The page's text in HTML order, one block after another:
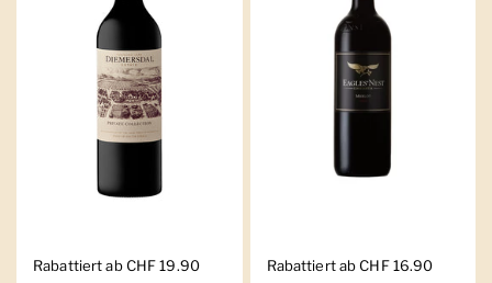
Regulärer Preis
Rabattiert ab CHF 19.90 Regulärer Preis
Rabattiert ab CHF 16.90